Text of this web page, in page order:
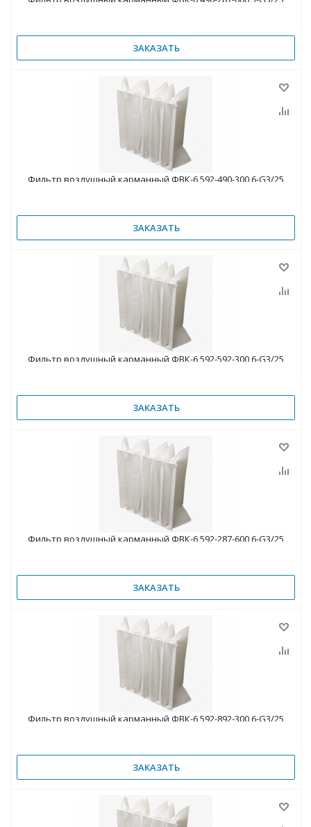
ЗАКАЗАТЬ
Фильтр воздушный карманный ФВК-6 592-490-300 6-G3/25
ЗАКАЗАТЬ
Фильтр воздушный карманный ФВК-6 592-592-300 6-G3/25
ЗАКАЗАТЬ
Фильтр воздушный карманный ФВК-6 592-287-600 6-G3/25
ЗАКАЗАТЬ
Фильтр воздушный карманный ФВК-6 592-892-300 6-G3/25
ЗАКАЗАТЬ